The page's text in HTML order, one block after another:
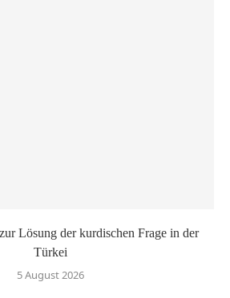
Lösung der kurdischen Frage in der
Türkei
5 August 2026